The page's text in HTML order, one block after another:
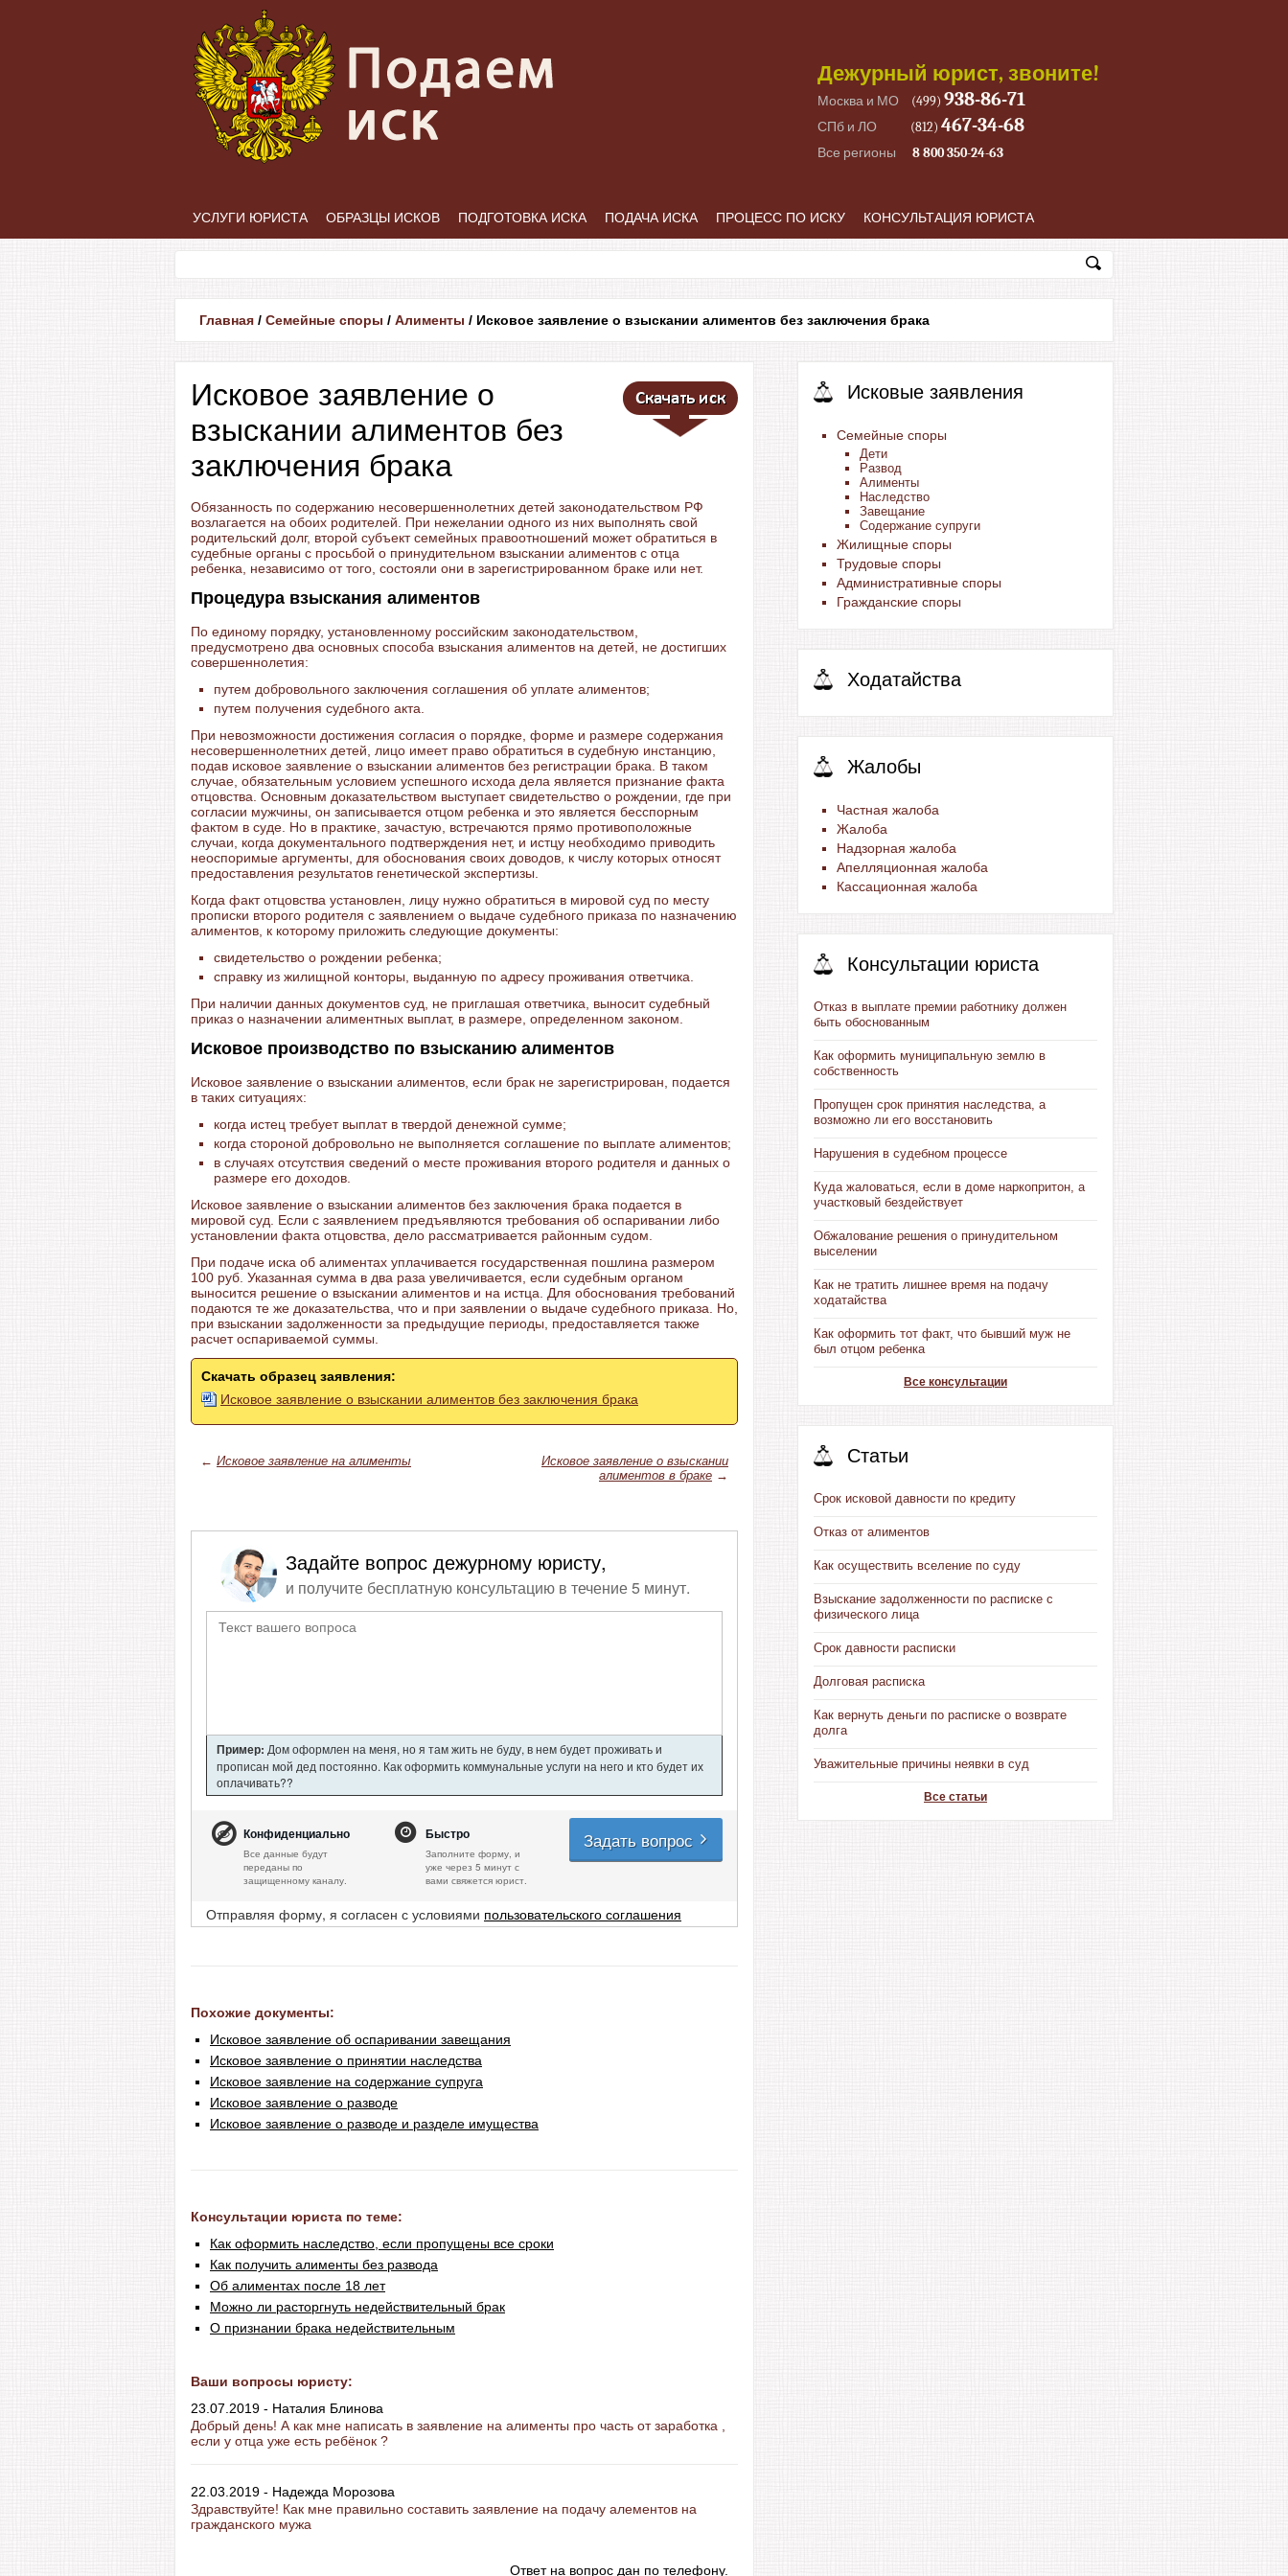
Дежурный юрист, звоните!
Москва и МО (499) 938-86-71
СПб и ЛО (812) 467-34-68
Все регионы 8 800 350-24-63
УСЛУГИ ЮРИСТА ОБРАЗЦЫ ИСКОВ ПОДГОТОВКА ИСКА ПОДАЧА ИСКА ПРОЦЕСС ПО ИСКУ КОНСУЛЬТАЦИЯ ЮРИСТА
Главная / Семейные споры / Алименты / Исковое заявление о взыскании алиментов без заключения брака
Исковое заявление о
взыскании алиментов без
заключения брака
Обязанность по содержанию несовершеннолетних детей законодательством РФ
возлагается на обоих родителей. При нежелании одного из них выполнять свой
родительский долг, второй субъект семейных правоотношений может обратиться в
судебные органы с просьбой о принудительном взыскании алиментов с отца
ребенка, независимо от того, состояли они в зарегистрированном браке или нет.
Процедура взыскания алиментов
По единому порядку, установленному российским законодательством,
предусмотрено два основных способа взыскания алиментов на детей, не достигших
совершеннолетия:
путем добровольного заключения соглашения об уплате алиментов;
путем получения судебного акта.
При невозможности достижения согласия о порядке, форме и размере содержания
несовершеннолетних детей, лицо имеет право обратиться в судебную инстанцию,
подав исковое заявление о взыскании алиментов без регистрации брака. В таком
случае, обязательным условием успешного исхода дела является признание факта
отцовства. Основным доказательством выступает свидетельство о рождении, где при
согласии мужчины, он записывается отцом ребенка и это является бесспорным
фактом в суде. Но в практике, зачастую, встречаются прямо противоположные
случаи, когда документального подтверждения нет, и истцу необходимо приводить
неоспоримые аргументы, для обоснования своих доводов, к числу которых относят
предоставления результатов генетической экспертизы.
Когда факт отцовства установлен, лицу нужно обратиться в мировой суд по месту
прописки второго родителя с заявлением о выдаче судебного приказа по назначению
алиментов, к которому приложить следующие документы:
свидетельство о рождении ребенка;
справку из жилищной конторы, выданную по адресу проживания ответчика.
При наличии данных документов суд, не приглашая ответчика, выносит судебный
приказ о назначении алиментных выплат, в размере, определенном законом.
Исковое производство по взысканию алиментов
Исковое заявление о взыскании алиментов, если брак не зарегистрирован, подается
в таких ситуациях:
когда истец требует выплат в твердой денежной сумме;
когда стороной добровольно не выполняется соглашение по выплате алиментов;
в случаях отсутствия сведений о месте проживания второго родителя и данных о
размере его доходов.
Исковое заявление о взыскании алиментов без заключения брака подается в
мировой суд. Если с заявлением предъявляются требования об оспаривании либо
установлении факта отцовства, дело рассматривается районным судом.
При подаче иска об алиментах уплачивается государственная пошлина размером
100 руб. Указанная сумма в два раза увеличивается, если судебным органом
выносится решение о взыскании алиментов и на истца. Для обоснования требований
подаются те же доказательства, что и при заявлении о выдаче судебного приказа. Но,
при взыскании задолженности за предыдущие периоды, предоставляется также
расчет оспариваемой суммы.
Скачать образец заявления:
Исковое заявление о взыскании алиментов без заключения брака
← Исковое заявление на алименты
Исковое заявление о взыскании
алиментов в браке →
Задайте вопрос дежурному юристу,
и получите бесплатную консультацию в течение 5 минут.
Пример: Дом оформлен на меня, но я там жить не буду, в нем будет проживать и
прописан мой дед постоянно. Как оформить коммунальные услуги на него и кто будет их
оплачивать??
Конфиденциально
Все данные будут
переданы по
защищенному каналу.
Быстро
Заполните форму, и
уже через 5 минут с
вами свяжется юрист.
Задать вопрос
Отправляя форму, я согласен с условиями пользовательского соглашения
Похожие документы:
Исковое заявление об оспаривании завещания
Исковое заявление о принятии наследства
Исковое заявление на содержание супруга
Исковое заявление о разводе
Исковое заявление о разводе и разделе имущества
Консультации юриста по теме:
Как оформить наследство, если пропущены все сроки
Как получить алименты без развода
Об алиментах после 18 лет
Можно ли расторгнуть недействительный брак
О признании брака недействительным
Ваши вопросы юристу:
23.07.2019 - Наталия Блинова
Добрый день! А как мне написать в заявление на алименты про часть от заработка ,
если у отца уже есть ребёнок ?
22.03.2019 - Надежда Морозова
Здравствуйте! Как мне правильно составить заявление на подачу алементов на
гражданского мужа
Ответ на вопрос дан по телефону.
Исковые заявления
Семейные споры
Дети
Развод
Алименты
Наследство
Завещание
Содержание супруги
Жилищные споры
Трудовые споры
Административные споры
Гражданские споры
Ходатайства
Жалобы
Частная жалоба
Жалоба
Надзорная жалоба
Апелляционная жалоба
Кассационная жалоба
Консультации юриста
Отказ в выплате премии работнику должен
быть обоснованным
Как оформить муниципальную землю в
собственность
Пропущен срок принятия наследства, а
возможно ли его восстановить
Нарушения в судебном процессе
Куда жаловаться, если в доме наркопритон, а
участковый бездействует
Обжалование решения о принудительном
выселении
Как не тратить лишнее время на подачу
ходатайства
Как оформить тот факт, что бывший муж не
был отцом ребенка
Все консультации
Статьи
Срок исковой давности по кредиту
Отказ от алиментов
Как осуществить вселение по суду
Взыскание задолженности по расписке с
физического лица
Срок давности расписки
Долговая расписка
Как вернуть деньги по расписке о возврате
долга
Уважительные причины неявки в суд
Все статьи